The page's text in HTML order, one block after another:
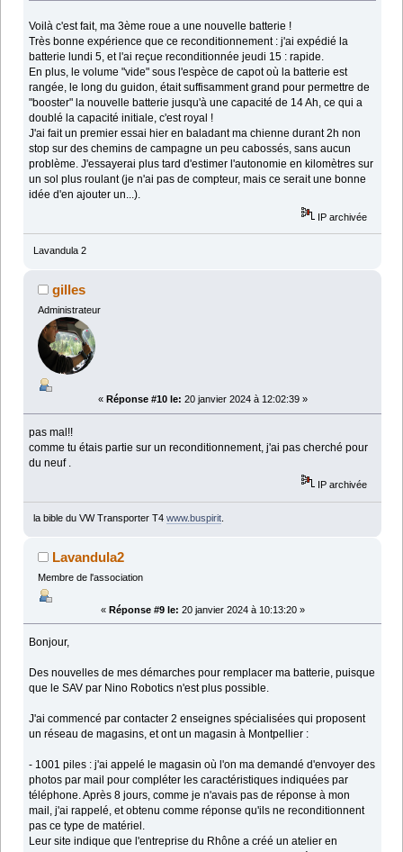
Voilà c'est fait, ma 3ème roue a une nouvelle batterie !
Très bonne expérience que ce reconditionnement : j'ai expédié la
batterie lundi 5, et l'ai reçue reconditionnée jeudi 15 : rapide.
En plus, le volume "vide" sous l'espèce de capot où la batterie est
rangée, le long du guidon, était suffisamment grand pour permettre de
"booster" la nouvelle batterie jusqu'à une capacité de 14 Ah, ce qui a
doublé la capacité initiale, c'est royal !
J'ai fait un premier essai hier en baladant ma chienne durant 2h non
stop sur des chemins de campagne un peu cabossés, sans aucun
problème. J'essayerai plus tard d'estimer l'autonomie en kilomètres sur
un sol plus roulant (je n'ai pas de compteur, mais ce serait une bonne
idée d'en ajouter un...).
IP archivée
Lavandula 2
gilles
Administrateur
« Réponse #10 le: 20 janvier 2024 à 12:02:39 »
pas mal!!
comme tu étais partie sur un reconditionnement, j'ai pas cherché pour
du neuf .
IP archivée
la bible du VW Transporter T4 www.buspirit.
Lavandula2
Membre de l'association
« Réponse #9 le: 20 janvier 2024 à 10:13:20 »
Bonjour,
Des nouvelles de mes démarches pour remplacer ma batterie, puisque
que le SAV par Nino Robotics n'est plus possible.
J'ai commencé par contacter 2 enseignes spécialisées qui proposent
un réseau de magasins, et ont un magasin à Montpellier :
- 1001 piles : j'ai appelé le magasin où l'on ma demandé d'envoyer des
photos par mail pour compléter les caractéristiques indiquées par
téléphone. Après 8 jours, comme je n'avais pas de réponse à mon
mail, j'ai rappelé, et obtenu comme réponse qu'ils ne reconditionnent
pas ce type de matériel.
Leur site indique que l'entreprise du Rhône a créé un atelier en